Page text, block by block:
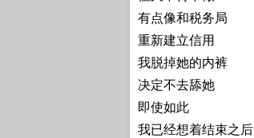
有点像和税务局
重新建立信用
我脱掉她的内裤
决定不去舔她
即使如此
我已经想着结束之后